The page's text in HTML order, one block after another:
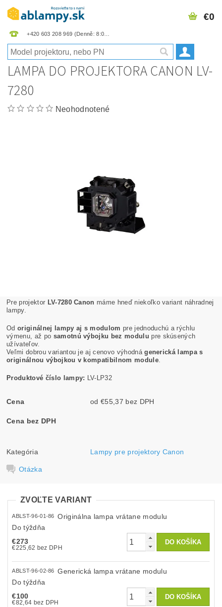
+420 603 208 969
€0
LAMPA DO PROJEKTORA CANON LV-
7280
Neohodnotené
Pre projektor LV-7280 Canon máme hneď niekoľko variant náhradnej
lampy.
Odoriginálnej lampy aj s modulom pre jednoduchú a rýchlu
výmenu, až po samotnú výbojku bez modulu pre skúsených
užívateľov.
Veľmi dobrou variantou je aj cenovo výhodnágenerická lampa s
originálnou výbojkou v kompatibilnom module.
Produktové číslo lampy: LV-LP32
Cena od €55,37 bez DPH
Cena bez DPH
Kategória Lampy pre projektory Canon
Otázka
ZVOĽTE VARIANT
ABLST-96-01-86
Originálna lampa vrátane modulu
Do týždňa
€273
€225,62 bez DPH
ABLST-96-02-86
Generická lampa vrátane modulu
Do týždňa
€100
€82,64 bez DPH